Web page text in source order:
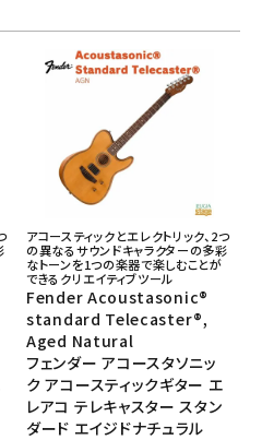
アコースティックとエレクトリック、2つ
の異なるサウンドキャラクターの多彩
なトーンを1つの楽器で楽しむことが
できるクリエイティブツール
Fender Acoustasonic®
standard Telecaster®,
Aged Natural
フェンダー アコースタソニッ
ク アコースティックギター エ
レアコ テレキャスター スタン
ダード エイジドナチュラル